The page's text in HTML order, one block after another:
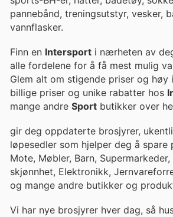
pannebånd, treningsutstyr, vesker,
vannflasker.
Finn en Intersport i nærheten av
alle fordelene for å få mest mulig
Glem alt om stigende priser og høy
billige priser og unike rabatter hos
mange andre Sport butikker over
gir deg oppdaterte brosjyrer,
løpesedler som hjelper deg å spare
Mote, Møbler, Barn,
skjønnhet, Elektronikk,
og mange andre butikker og
Vi har nye brosjyrer hver dag, så